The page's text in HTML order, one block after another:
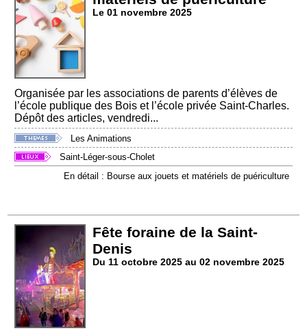
Le 01 novembre 2025
Organisée par les associations de parents d’élèves de
l’école publique des Bois et l’école privée Saint-Charles.
Dépôt des articles, vendredi...
Les Animations
Saint-Léger-sous-Cholet
En détail : Bourse aux jouets et matériels de puériculture
Fête foraine de la Saint-
Denis
Du 11 octobre 2025 au 02 novembre 2025